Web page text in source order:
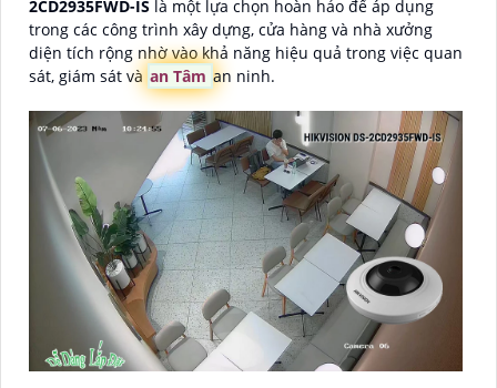
2CD2935FWD-IS là một lựa chọn hoàn hảo để áp dụng
trong các công trình xây dựng, cửa hàng và nhà xưởng
diện tích rộng nhờ vào khả năng hiệu quả trong việc quan
sát, giám sát và an Tâm an ninh.